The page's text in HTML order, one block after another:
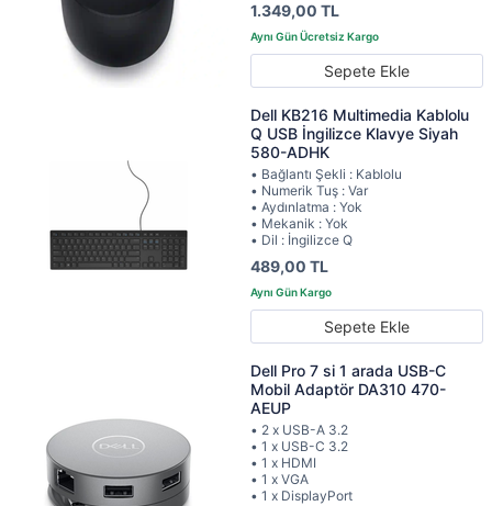
1.349,00 TL
Sepete Ekle
Dell KB216 Multimedia Kablolu
Q USB İngilizce Klavye Siyah
580-ADHK
• Bağlantı Şekli : Kablolu
• Numerik Tuş : Var
• Aydınlatma : Yok
• Mekanik : Yok
• Dil : İngilizce Q
489,00 TL
Sepete Ekle
Dell Pro 7 si 1 arada USB-C
Mobil Adaptör DA310 470-
AEUP
• 2 x USB-A 3.2
• 1 x USB-C 3.2
• 1 x HDMI
• 1 x VGA
• 1 x DisplayPort